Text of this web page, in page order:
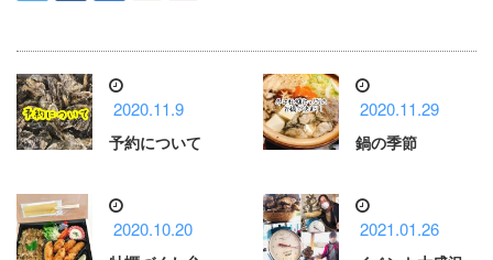
2020.11.9
予約について
2020.11.29
鍋の季節
2020.10.20 2021.01.26